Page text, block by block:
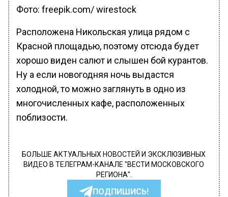
Фото: freepik.com/ wirestock
Расположена Никольская улица рядом с
Красной площадью, поэтому отсюда будет
хорошо виден салют и слышен бой курантов.
Ну а если новогодняя ночь выдастся
холодной, то можно заглянуть в одно из
многочисленных кафе, расположенных
поблизости.
БОЛЬШЕ АКТУАЛЬНЫХ НОВОСТЕЙ И ЭКСКЛЮЗИВНЫХ
ВИДЕО В ТЕЛЕГРАМ-КАНАЛЕ "ВЕСТИ МОСКОВСКОГО
РЕГИОНА".
ПОДПИШИСЬ!